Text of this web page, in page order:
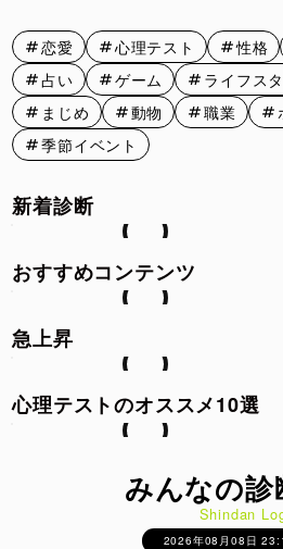
2月26日 2月27日 2月28日
恋愛 心理テスト 性格
占い
ゲーム ライフス
まじめ
動物 職業
季節イベント
新着診断
おすすめコンテンツ
急上昇
心理テストのオススメ10選
みんなの診
Shindan
2026年08月08日